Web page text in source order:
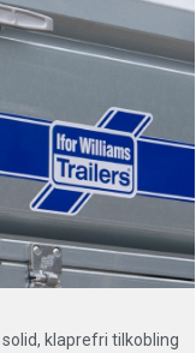
klaprefri tilkobling